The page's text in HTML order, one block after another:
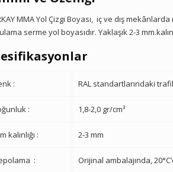
MMA Yol Çizgi Boyası, iç ve dış
serme yol boyasıdır. Yaklaşık 2-3
: RAL standartlarındaki
: 1,8-2,0 gr/cm³
kalınlığı : 2-3 mm
: Orijinal ambalajında, 20°